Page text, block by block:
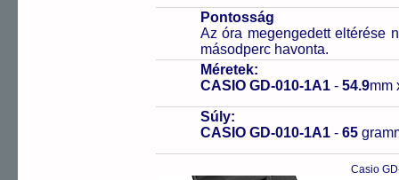
Pontosság
Az óra megengedett eltérése
másodperc havonta.
Méretek:
CASIO GD-010-1A1 - 54.9mm
Súly:
CASIO GD-010-1A1 - 65
Casio